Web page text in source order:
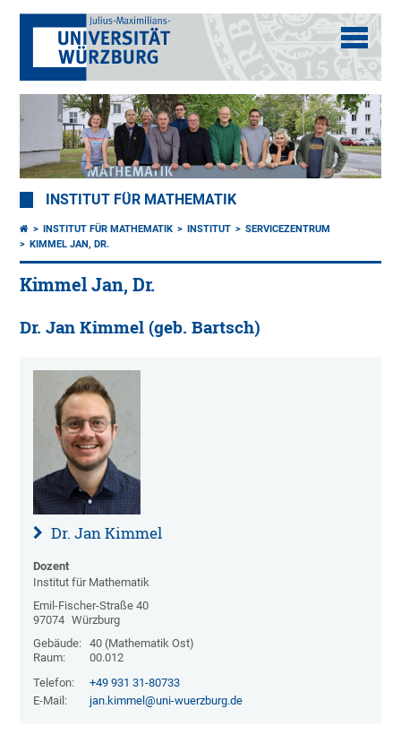
INSTITUT FÜR MATHEMATIK
INSTITUT FÜR MATHEMATIK INSTITUT
SERVICEZENTRUM
KIMMEL JAN, DR.
Kimmel Jan, Dr.
Dr. Jan Kimmel (geb. Bartsch)
Dr. Jan Kimmel
Dozent
Institut für Mathematik
Emil-Fischer-Straße 40
97074 Würzburg
Gebäude: 40 (Mathematik Ost)
Raum:
00.012
Telefon:
+49 931 31-80733
E-Mail:
jan.kimmel@uni-wuerzburg.de